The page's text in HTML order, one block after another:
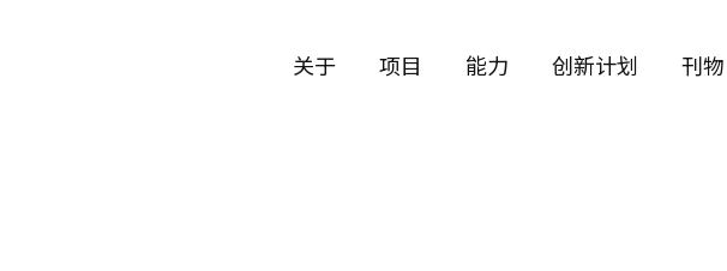
关于 项目 能力 创新计划 刊物